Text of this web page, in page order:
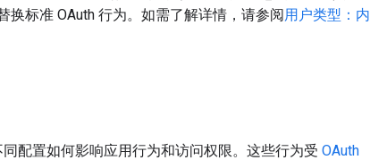
换标准 OAuth 行为。如需了解详情，请参阅用户类型：内
配置如何影响应用行为和访问权限。这些行为受 OAuth